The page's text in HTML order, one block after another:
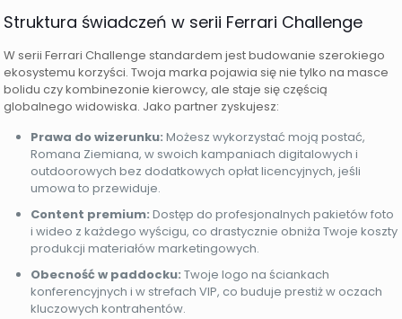
Struktura świadczeń w serii Ferrari Challenge
W serii Ferrari Challenge standardem jest budowanie szerokiego
ekosystemu korzyści. Twoja marka pojawia się nie tylko na masce
bolidu czy kombinezonie kierowcy, ale staje się częścią
globalnego widowiska. Jako partner zyskujesz:
Prawa do wizerunku: Możesz wykorzystać moją postać,
Romana Ziemiana, w swoich kampaniach digitalowych i
outdoorowych bez dodatkowych opłat licencyjnych, jeśli
umowa to przewiduje.
Content premium: Dostęp do profesjonalnych pakietów foto
i wideo z każdego wyścigu, co drastycznie obniża Twoje koszty
produkcji materiałów marketingowych.
Obecność w paddocku: Twoje logo na ściankach
konferencyjnych i w strefach VIP, co buduje prestiż w oczach
kluczowych kontrahentów.